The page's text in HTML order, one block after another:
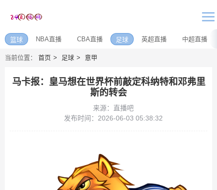
篮球 NBA直播 CBA直播 足球 英超直播 中超直播
当前位置： 首页 足球 意甲
马卡报：皇马想在世界杯前敲定科纳特和邓弗里
斯的转会
来源：直播吧
发布时间：2026-06-03 05:38:32